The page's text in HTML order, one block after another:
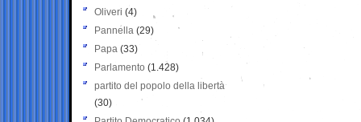
Oliveri (4)
Pannella (29)
Papa (33)
Parlamento (1.428)
partito del popolo della libertà
(30)